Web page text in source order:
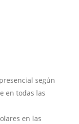
según
en todas las
en las